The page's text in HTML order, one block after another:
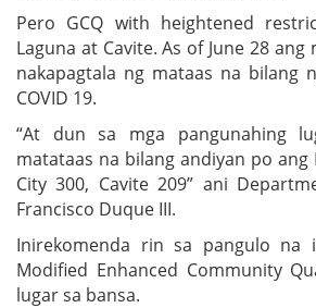
Pero GCQ with heightened
Laguna at Cavite. As of June 28
nakapagtala ng mataas na bilang
COVID 19.
“At dun sa mga pangunahing
matataas na bilang andiyan po ang
City 300, Cavite 209” ani
Francisco Duque III.
Inirekomenda rin sa pangulo na
Modified Enhanced Community
lugar sa bansa.